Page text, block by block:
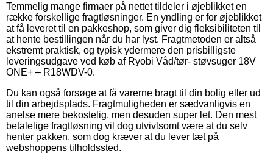
Temmelig mange firmaer på nettet tildeler i øjeblikket en
række forskellige fragtløsninger. En yndling er for øjeblikket
at få leveret til en pakkeshop, som giver dig fleksibiliteten til
at hente bestillingen når du har lyst. Fragtmetoden er altså
ekstremt praktisk, og typisk ydermere den prisbilligste
leveringsudgave ved køb af Ryobi Våd/tør- støvsuger 18V
ONE+ – R18WDV-0.
Du kan også forsøge at få varerne bragt til din bolig eller ud
til din arbejdsplads. Fragtmuligheden er sædvanligvis en
anelse mere bekostelig, men desuden super let. Den mest
betalelige fragtløsning vil dog utvivlsomt være at du selv
henter pakken, som dog kræver at du lever tæt på
webshoppens tilholdssted.